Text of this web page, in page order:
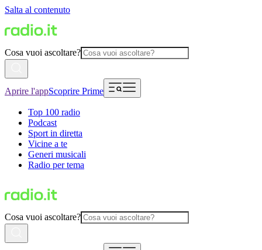
Salta al contenuto
Cosa vuoi ascoltare?
Aprire l'appScoprire Prime
Top 100 radio
Podcast
Sport in diretta
Vicine a te
Generi musicali
Radio per tema
Cosa vuoi ascoltare?